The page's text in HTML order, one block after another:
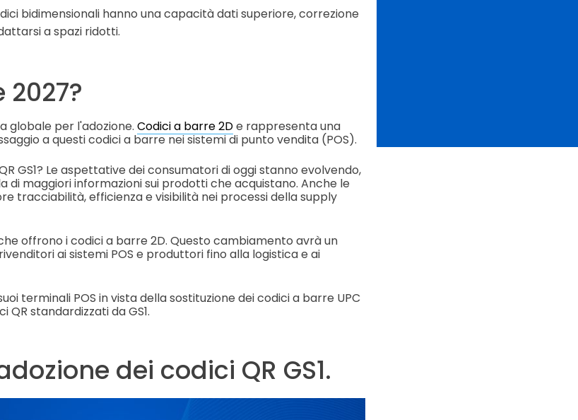
bidimensionali hanno una capacità dati superiore, correzione
a spazi ridotti.
2027?
globale per l'adozione. Codici a barre 2De rappresenta una
a questi codici a barre nei sistemi di punto vendita (POS).
GS1? Le aspettative dei consumatori di oggi stanno evolvendo,
di maggiori informazioni sui prodotti che acquistano. Anche le
tracciabilità, efficienza e visibilità nei processi della supply
offrono i codici a barre 2D. Questo cambiamento avrà un
ai sistemi POS e produttori fino alla logistica e ai
terminali POS in vista della sostituzione dei codici a barre UPC
QR standardizzati da GS1.
dei codici QR GS1.